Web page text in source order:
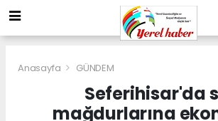
Anasayfa GÜNDEM
Seferihisar'da
mağdurlarına